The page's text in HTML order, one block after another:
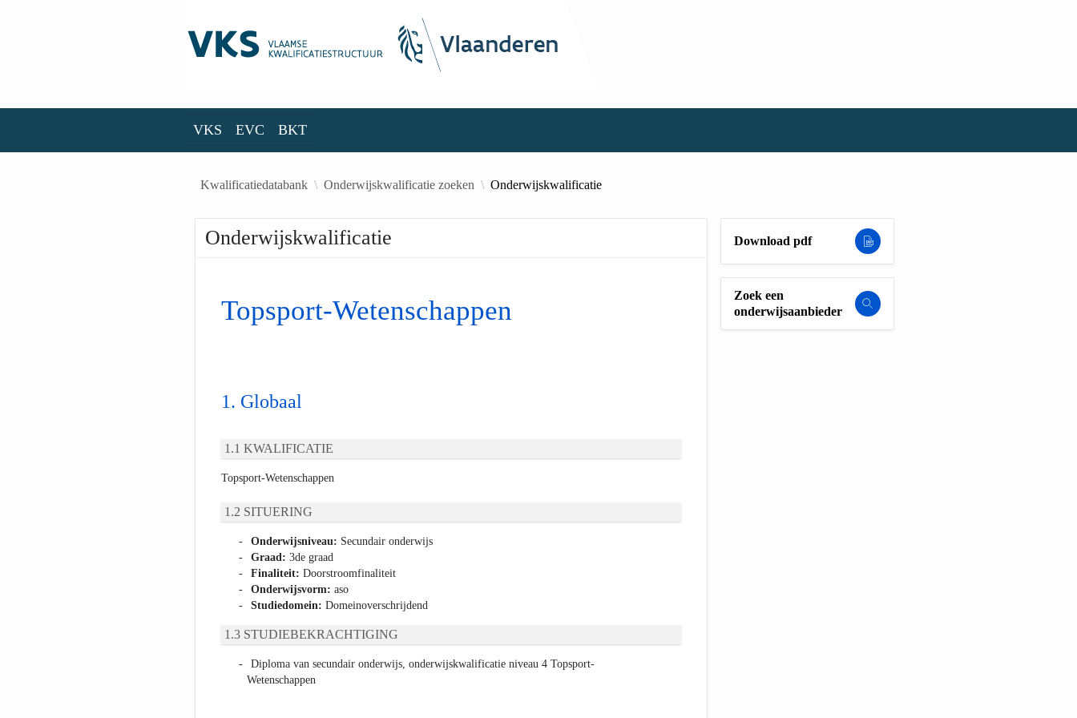
VKS EVC BKT
Kwalificatiedatabank Onderwijskwalificatie zoeken Onderwijskwalificatie
Onderwijskwalificatie
Topsport-Wetenschappen
Globaal
KWALIFICATIE
Topsport-Wetenschappen
SITUERING
Onderwijsniveau: Secundair onderwijs
Graad: 3de graad
Finaliteit: Doorstroomfinaliteit
Onderwijsvorm: aso
Studiedomein: Domeinoverschrijdend
STUDIEBEKRACHTIGING
Diploma van secundair onderwijs, onderwijskwalificatie niveau 4 Topsport-
Wetenschappen
Download pdf
Zoek een
onderwijsaanbieder